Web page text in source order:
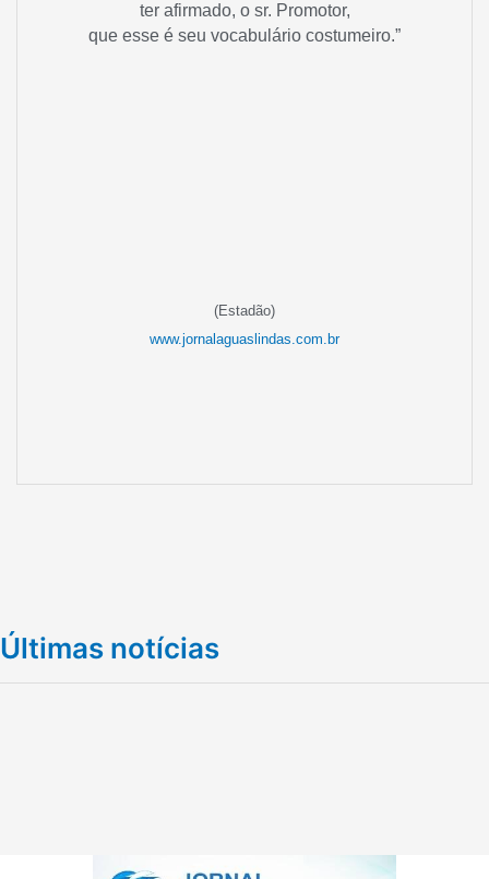
ter afirmado, o sr. Promotor,
que esse é seu vocabulário costumeiro.”
(Estadão)
www.jornalaguaslindas.com.br
Últimas notícias